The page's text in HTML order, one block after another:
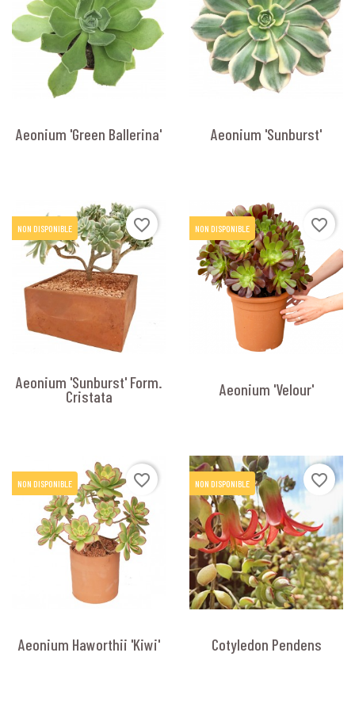
Aeonium 'Green Ballerina' Aeonium 'Sunburst'
NON DISPONIBLE favorite_border
Aeonium 'Sunburst' Form.
Cristata
NON DISPONIBLE favorite_border
Aeonium 'Velour'
NON DISPONIBLE favorite_border
Aeonium Haworthii 'Kiwi'
NON DISPONIBLE favorite_border
Cotyledon Pendens